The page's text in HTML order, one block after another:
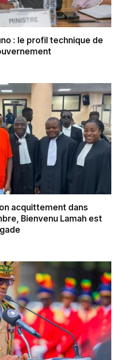
: le profil technique de
acquittement dans
Bienvenu Lamah est